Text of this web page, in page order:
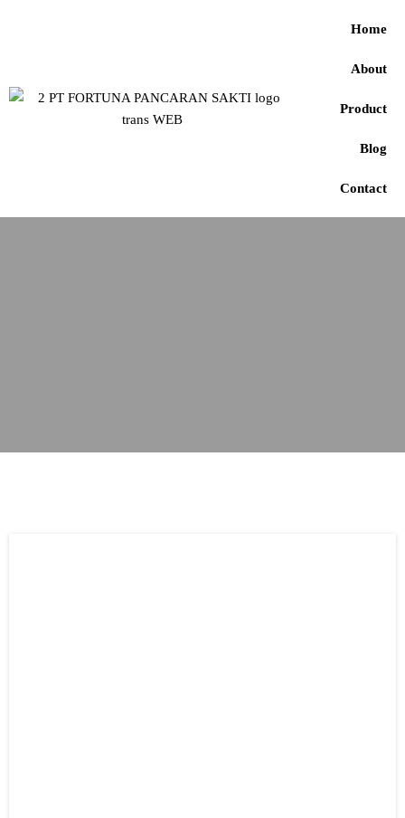
Home
About
Product
Blog
Contact